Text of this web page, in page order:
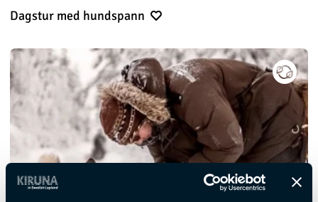
Dagstur med hundspann